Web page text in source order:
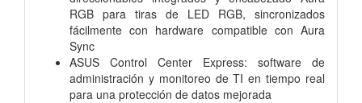
RGB para tiras de LED RGB, sincronizados
fácilmente con hardware compatible con Aura
Sync
ASUS Control Center Express: software de
administración y monitoreo de TI en tiempo real
para una protección de datos mejorada